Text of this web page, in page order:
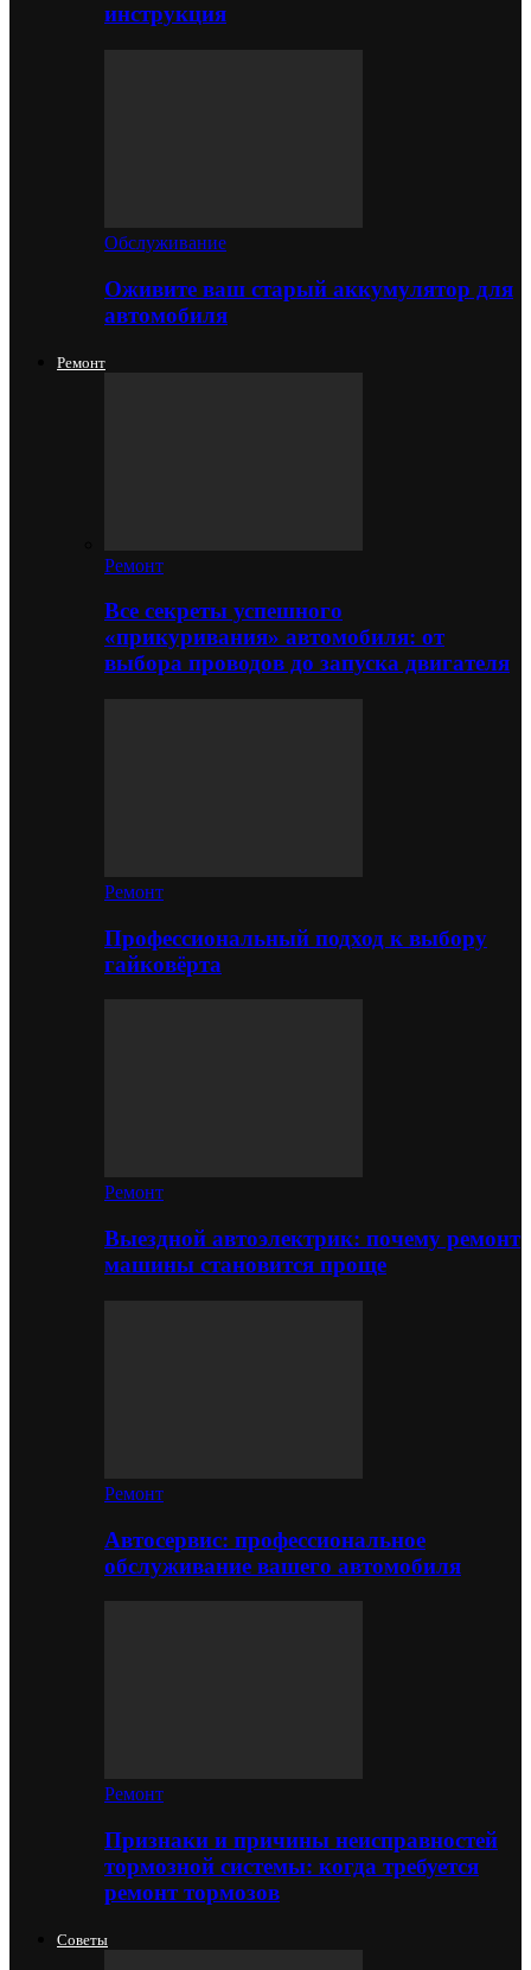
инструкция
Обслуживание
Оживите ваш старый аккумулятор для
автомобиля
Ремонт
Ремонт
Все секреты успешного
«прикуривания» автомобиля: от
выбора проводов до запуска двигателя
Ремонт
Профессиональный подход к выбору
гайковёрта
Ремонт
Выездной автоэлектрик: почему ремонт
машины становится проще
Ремонт
Автосервис: профессиональное
обслуживание вашего автомобиля
Ремонт
Признаки и причины неисправностей
тормозной системы: когда требуется
ремонт тормозов
Советы